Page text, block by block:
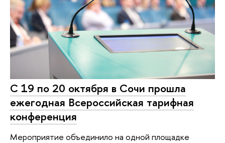
С 19 по 20 октября в Сочи прошла
ежегодная Всероссийская тарифная
конференция
Мероприятие объединило на одной площадке